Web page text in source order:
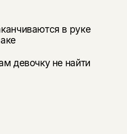
в руке
девочку не найти